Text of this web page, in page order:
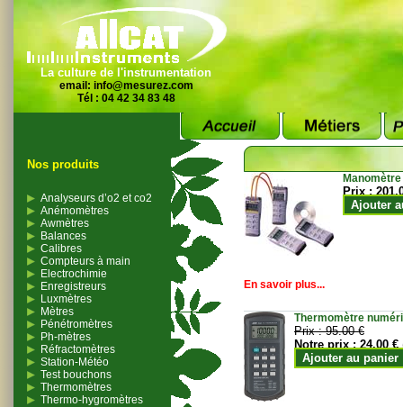
La culture de l'instrumentation
email: info@mesurez.com
Tél : 04 42 34 83 48
Nos produits
Analyseurs d’o2 et co2
Anémomètres
Awmètres
Balances
Calibres
Compteurs à main
Electrochimie
Enregistreurs
Luxmètres
Mètres
Pénétromètres
Ph-mètres
Réfractomètres
Station-Météo
Test bouchons
Thermomètres
Thermo-hygromètres
Prix :
Ajouter
En savoir plus...
Thermomètre
Prix :95.00 €
Notre prix :24.00 €
Ajouter au panier